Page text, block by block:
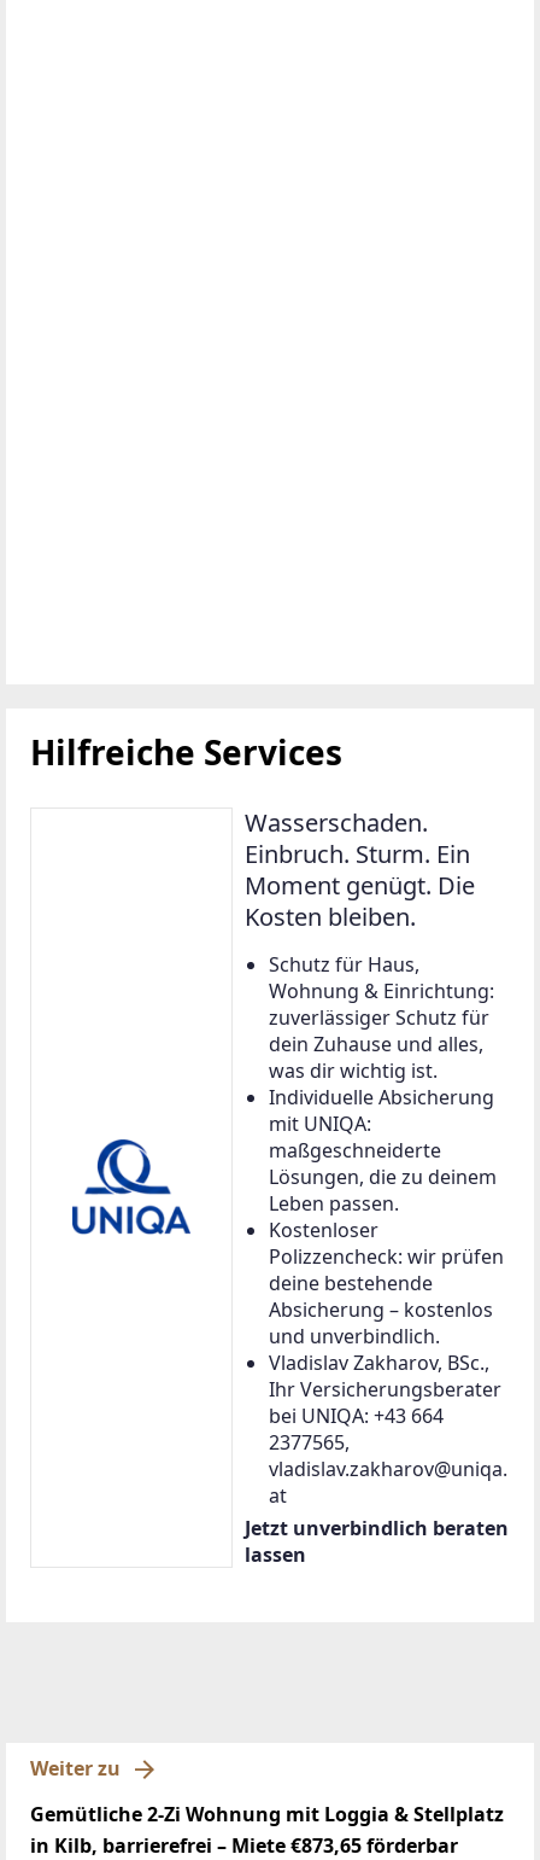
Hilfreiche Services
Wasserschaden.
Einbruch. Sturm. Ein
Moment genügt. Die
Kosten bleiben.
Schutz für Haus,
Wohnung & Einrichtung:
zuverlässiger Schutz für
dein Zuhause und alles,
was dir wichtig ist.
Individuelle Absicherung
mit UNIQA:
maßgeschneiderte
Lösungen, die zu deinem
Leben passen.
Kostenloser
Polizzencheck: wir prüfen
deine bestehende
Absicherung – kostenlos
und unverbindlich.
Vladislav Zakharov, BSc.,
Ihr Versicherungsberater
bei UNIQA: +43 664
2377565,
vladislav.zakharov@uniqa.
at
Jetzt unverbindlich beraten
lassen
Weiter zu
Gemütliche 2-Zi Wohnung mit Loggia & Stellplatz
in Kilb, barrierefrei – Miete €873,65 förderbar